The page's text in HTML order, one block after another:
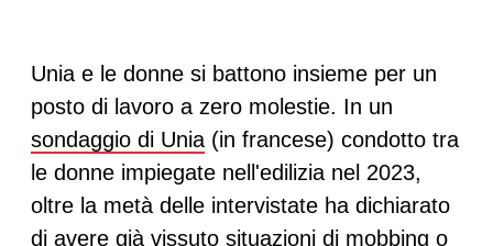
Unia e le donne si battono insieme per un
posto di lavoro a zero molestie. In un
sondaggio di Unia (in francese) condotto tra
le donne impiegate nell'edilizia nel 2023,
oltre la metà delle intervistate ha dichiarato
di avere già vissuto situazioni di mobbing o